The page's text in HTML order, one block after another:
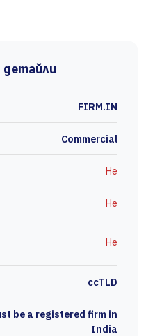
детайли
FIRM.IN
Commercial
Не
Не
Не
ccTLD
be a registered firm in
India